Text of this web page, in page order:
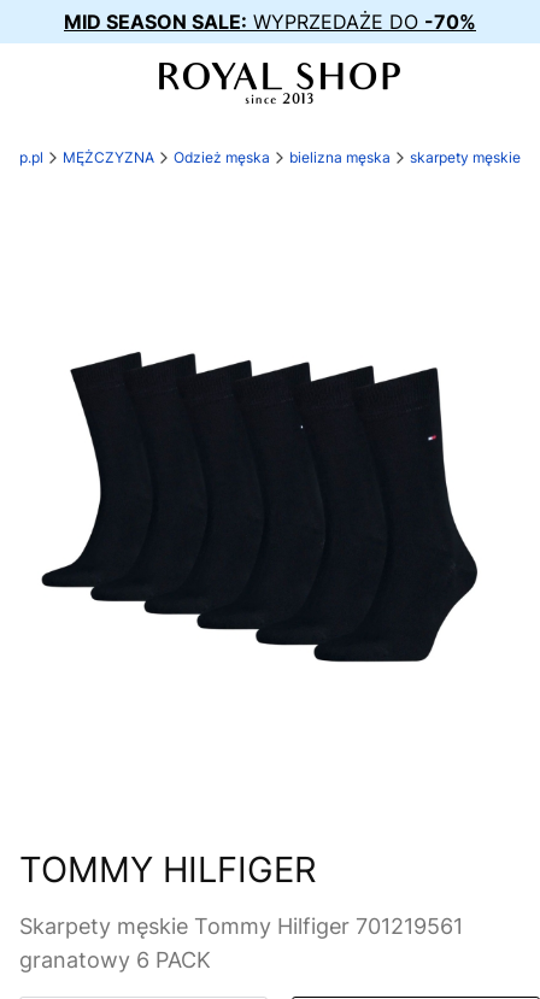
MID SEASON SALE: WYPRZEDAŻE DO -70%
MĘŻCZYZNA Odzież męska bielizna męska skarpety męskie
TOMMY HILFIGER
Skarpety męskie Tommy Hilfiger 701219561
granatowy 6 PACK